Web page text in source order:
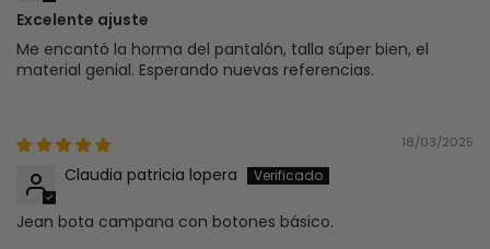
Excelente ajuste
Me encantó la horma del pantalón, talla súper bien, el
material genial. Esperando nuevas referencias.
18/03/2025
Claudia patricia lopera
Jean bota campana con botones básico.